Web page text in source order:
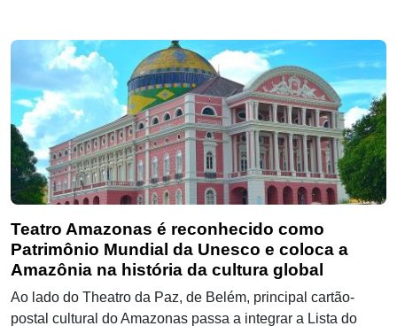
Teatro Amazonas é reconhecido como
Patrimônio Mundial da Unesco e coloca a
Amazônia na história da cultura global
Ao lado do Theatro da Paz, de Belém, principal cartão-
postal cultural do Amazonas passa a integrar a Lista do